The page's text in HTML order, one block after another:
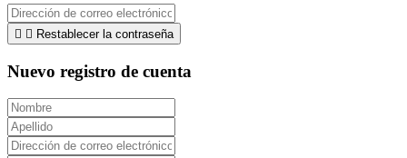
  Restablecer la contraseña
Nuevo registro de cuenta